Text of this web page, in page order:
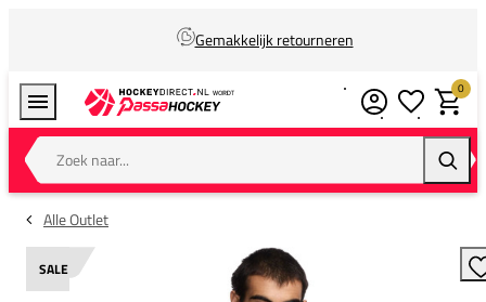
Gemakkelijk retourneren
Zoek naar...
0
Alle Outlet
SALE